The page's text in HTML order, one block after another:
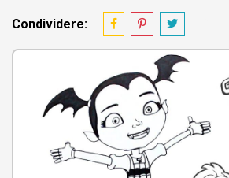
Condividere: